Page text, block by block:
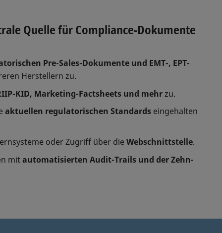
Quelle für Compliance-Dokumente
Pre-Sales-Dokumente und EMT-, EPT-
Herstellern zu.
KID, Marketing-Factsheets und mehrzu.
aktuellen regulatorischen Standards eingehalten
oder Zugriff über dieWebschnittstelle.
mitautomatisierten Audit-Trails und der Zehn-